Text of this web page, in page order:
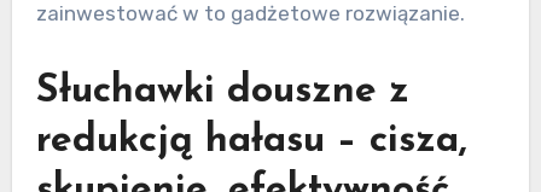
zainwestować w to gadżetowe rozwiązanie.
Słuchawki douszne z
redukcją hałasu – cisza,